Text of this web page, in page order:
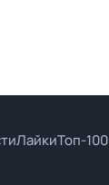
ЛайкиТоп-100